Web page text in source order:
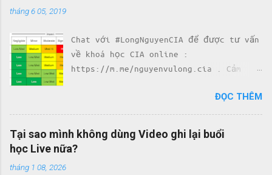
tháng 6 05, 2019
Chat với #LongNguyenCIA để được tư vấn
về khoá học CIA online :
https://m.me/nguyenvulong.cia . Cảm
http://bit.ly/ReviewsTeamLongNguyenCIA
. LÀM SAO ĐỂ ĐÁNH GIÁ ĐƯỢC RỦI RO LÀ
CAO HAY THẤP? . . Phương pháp đánh giá
ĐỌC THÊM
Tại sao mình không dùng Video ghi lại buổi
học Live nữa?
tháng 1 08, 2026